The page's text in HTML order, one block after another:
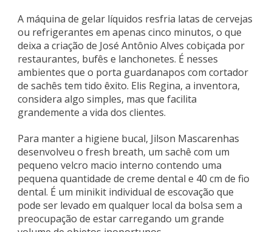
A máquina de gelar líquidos resfria latas de cervejas
ou refrigerantes em apenas cinco minutos, o que
deixa a criação de José Antônio Alves cobiçada por
restaurantes, bufês e lanchonetes. É nesses
ambientes que o porta guardanapos com cortador
de sachês tem tido êxito. Elis Regina, a inventora,
considera algo simples, mas que facilita
grandemente a vida dos clientes.
Para manter a higiene bucal, Jilson Mascarenhas
desenvolveu o fresh breath, um sachê com um
pequeno velcro macio interno contendo uma
pequena quantidade de creme dental e 40 cm de fio
dental. É um minikit individual de escovação que
pode ser levado em qualquer local da bolsa sem a
preocupação de estar carregando um grande